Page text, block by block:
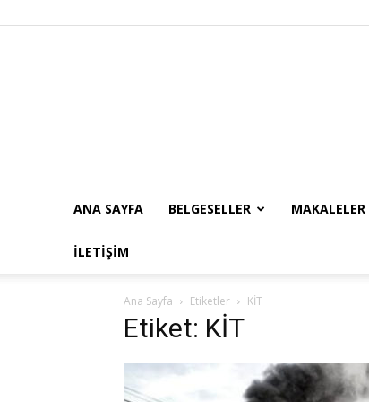
ANA SAYFA BELGESELLER MAKALELER
İLETIŞIM
Ana Sayfa Etiketler KİT
Etiket: KİT